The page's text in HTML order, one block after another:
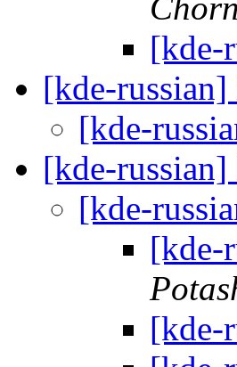
[kde-
[kde-
[kde-
[kde-
[kde-
[kde-
[kde-